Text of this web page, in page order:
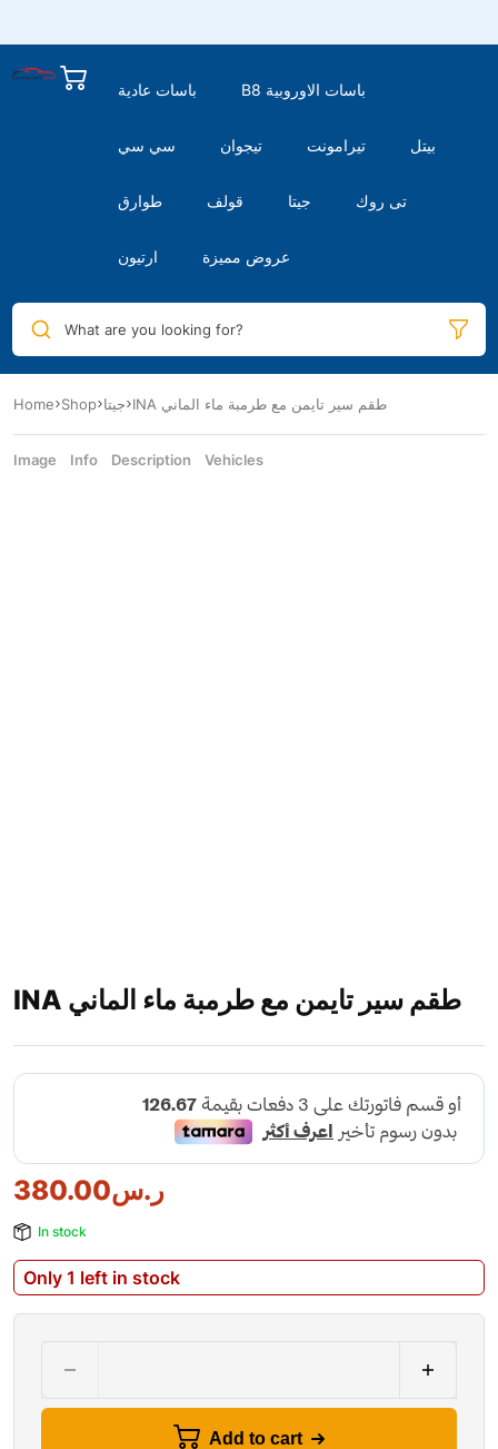
باسات عادية B8 باسات الاوروبية
سي سي تيجوان تيرامونت بيتل
طوارق قولف جيتا تى روك
ارتيون عروض مميزة
What are you looking for?
Home Shop جيتا INA طقم سير تايمن مع طرمبة ماء الماني
Image Info Description Vehicles
INA طقم سير تايمن مع طرمبة ماء الماني
ر.س380.00
In stock
Only 1 left in stock
Add to cart